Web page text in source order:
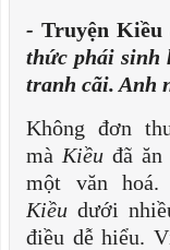
-Truyện Kiều
thức phái sinh
tranh cãi. Anh
Không đơn
mà Kiều đã
một văn
Kiều dưới
điều dễ hiểu.